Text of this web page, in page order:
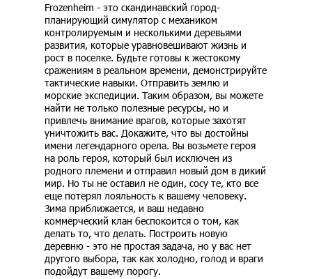
Frozenheim - это скандинавский город-
планирующий симулятор с механиком
контролируемым и несколькими деревьями
развития, которые уравновешивают жизнь и
рост в поселке. Будьте готовы к жестокому
сражениям в реальном времени, демонстрируйте
тактические навыки. Отправить землю и
морские экспедиции. Таким образом, вы можете
найти не только полезные ресурсы, но и
привлечь внимание врагов, которые захотят
уничтожить вас. Докажите, что вы достойны
имени легендарного орела. Вы возьмете героя
на роль героя, который был исключен из
родного племени и отправил новый дом в дикий
мир. Но ты не оставил не один, сосу те, кто все
еще потерял лояльность к вашему человеку.
Зима приближается, и ваш недавно
коммерческий клан беспокоится о том, как
делать то, что делать. Построить новую
деревню - это не простая задача, но у вас нет
другого выбора, так как холодно, голод и враги
подойдут вашему порогу.